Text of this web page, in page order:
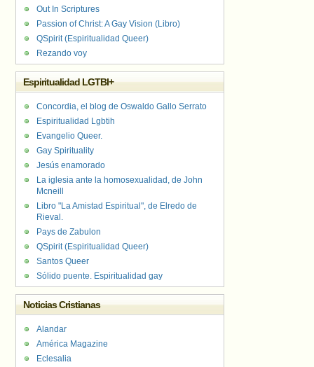
Out In Scriptures
Passion of Christ: A Gay Vision (Libro)
QSpirit (Espiritualidad Queer)
Rezando voy
Espiritualidad LGTBI+
Concordia, el blog de Oswaldo Gallo Serrato
Espiritualidad Lgbtih
Evangelio Queer.
Gay Spirituality
Jesús enamorado
La iglesia ante la homosexualidad, de John
Mcneill
Libro "La Amistad Espiritual", de Elredo de
Rieval.
Pays de Zabulon
QSpirit (Espiritualidad Queer)
Santos Queer
Sólido puente. Espiritualidad gay
Noticias Cristianas
Alandar
América Magazine
Eclesalia